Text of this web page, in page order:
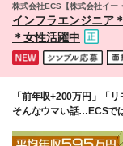
株式会社ECS【株式会社イー
インフラエンジニア
＊女性活躍中
「前年収+200万円」「
そんなウマい話…ECSで